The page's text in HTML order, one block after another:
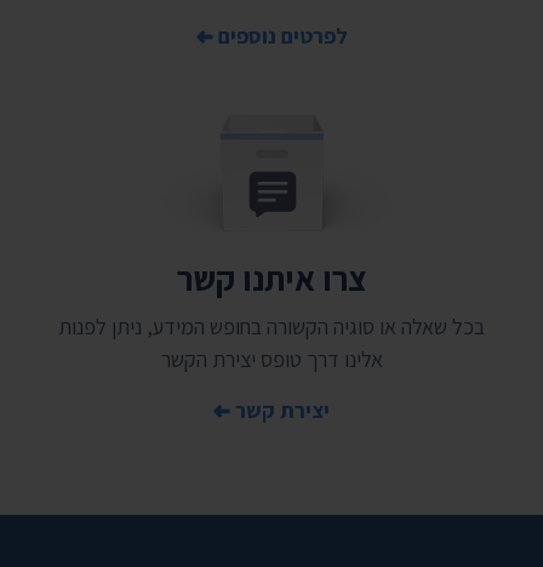
לפרטים נוספים
צרו איתנו קשר
בכל שאלה או סוגיה הקשורה בחופש המידע, ניתן לפנות
אלינו דרך טופס יצירת הקשר
יצירת קשר